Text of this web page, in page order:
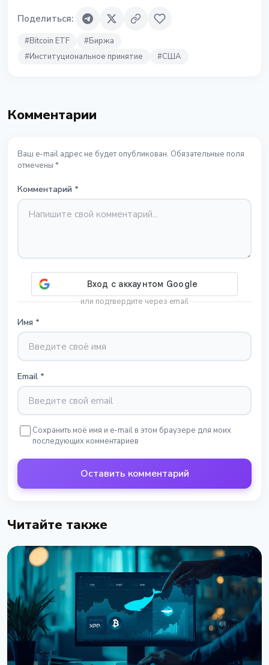
Поделиться:
#Bitcoin ETF #Биржа
#Институциональное принятие #США
Комментарии
Ваш e-mail адрес не будет опубликован. Обязательные поля
отмечены *
Комментарий *
или подтвердите через email
Имя *
Email *
Сохранить моё имя и e-mail в этом браузере для моих
последующих комментариев
Оставить комментарий
Читайте также